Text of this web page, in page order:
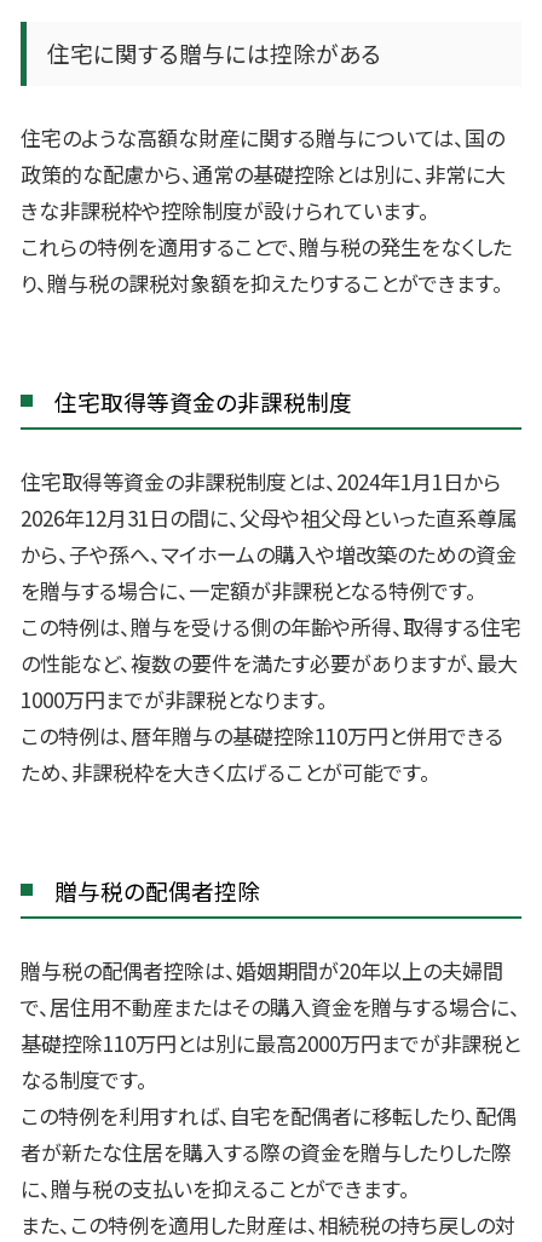
住宅に関する贈与には控除がある
住宅のような高額な財産に関する贈与については、国の
政策的な配慮から、通常の基礎控除とは別に、非常に大
きな非課税枠や控除制度が設けられています。
これらの特例を適用することで、贈与税の発生をなくした
り、贈与税の課税対象額を抑えたりすることができます。
住宅取得等資金の非課税制度
住宅取得等資金の非課税制度とは、2024年1月1日から
2026年12月31日の間に、父母や祖父母といった直系尊属
から、子や孫へ、マイホームの購入や増改築のための資金
を贈与する場合に、一定額が非課税となる特例です。
この特例は、贈与を受ける側の年齢や所得、取得する住宅
の性能など、複数の要件を満たす必要がありますが、最大
1000万円までが非課税となります。
この特例は、暦年贈与の基礎控除110万円と併用できる
ため、非課税枠を大きく広げることが可能です。
贈与税の配偶者控除
贈与税の配偶者控除は、婚姻期間が20年以上の夫婦間
で、居住用不動産またはその購入資金を贈与する場合に、
基礎控除110万円とは別に最高2000万円までが非課税と
なる制度です。
この特例を利用すれば、自宅を配偶者に移転したり、配偶
者が新たな住居を購入する際の資金を贈与したりした際
に、贈与税の支払いを抑えることができます。
また、この特例を適用した財産は、相続税の持ち戻しの対